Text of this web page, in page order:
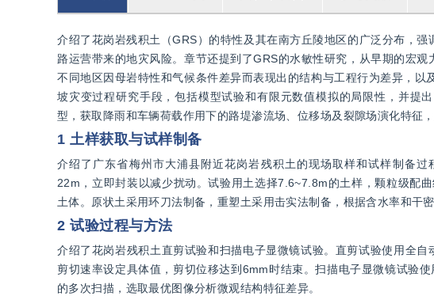
介绍了花岗岩残积土（GRS）的特性及其在南方丘陵地区的广泛分布，
路运营带来的地灾风险。章节还提到了GRS的水敏性研究，从早期的宏
不同地区因母岩特性和气候条件差异而表现出的结构与工程行为差异，
坡灾变过程研究手段，包括模型试验和有限元数值模拟的局限性，并提
型，获取降雨和车辆荷载作用下的路堤渗流场、位移场及裂隙场演化特征
1 土样获取与试样制备
介绍了广东省梅州市大浦县附近花岗岩残积土的现场取样和试样制备
22m，立即封装以减少扰动。试验用土选择7.6~7.8m的土样，颗粒级配
土体。原状土采用环刀法制备，重塑土采用击实法制备，根据含水率和干
2 试验过程与方法
介绍了花岗岩残积土直剪试验和扫描电子显微镜试验。直剪试验使用全
剪切速率设定具体值，剪切位移达到6mm时结束。扫描电子显微镜试验
的多次扫描，选取最优图像分析微观结构特征差异。